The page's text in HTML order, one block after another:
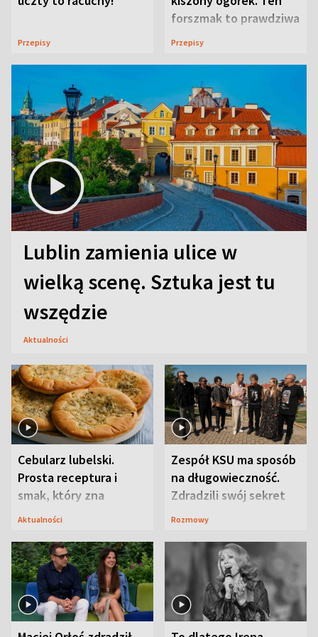
Przepisy
forszmak to prawdziwa
uczta
Przepisy
Lublin zamienia ulice w
wielką scenę. Sztuka jest tu
wszędzie
Aktualności
Cebularz lubelski.
Prosta receptura i
smak, który zna
Lubelszczyzna
Aktualności
Zespół KSU ma sposób
na długowieczność.
Zdradzili swój sekret
Rozmowy